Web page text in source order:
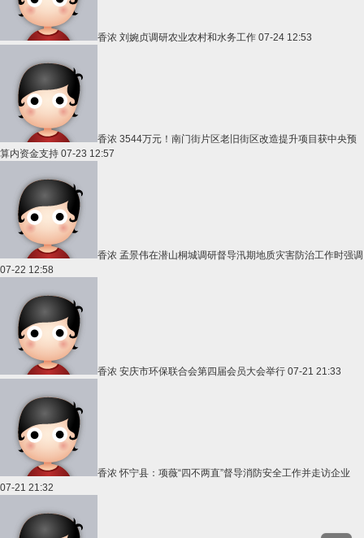
香浓 刘婉贞调研农业农村和水务工作 07-24 12:53
香浓 3544万元！南门街片区老旧街区改造提升项目获中央预
算内资金支持 07-23 12:57
香浓 孟景伟在潜山桐城调研督导汛期地质灾害防治工作时强调
07-22 12:58
香浓 安庆市环保联合会第四届会员大会举行 07-21 21:33
香浓怀宁县：项薇“四不两直”督导消防安全工作并走访企业
07-21 21:32